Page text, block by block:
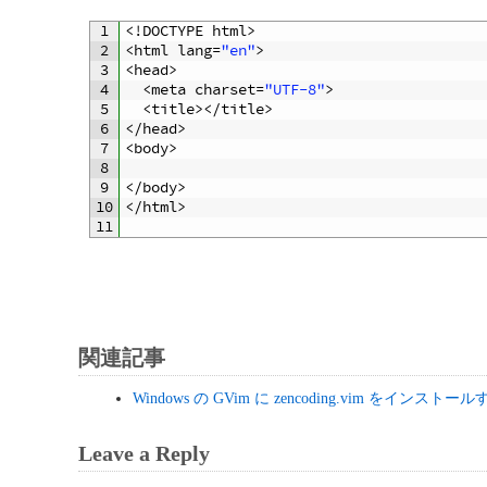
1
2
3
4
5
6
7
8
9
10
11
<!DOCTYPE html>
<html lang="en">
<head>
<meta charset="UTF-8">
<title></title>
</head>
<body>
</body>
</html>
関連記事
Windows の GVim に zencoding.vim をインストール
Leave a Reply